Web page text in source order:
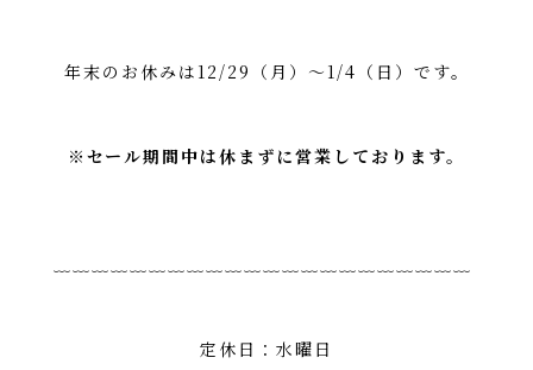
年末のお休みは12/29（月）～1/4（日）です。
※セール期間中は休まずに営業しております。
定休日：水曜日